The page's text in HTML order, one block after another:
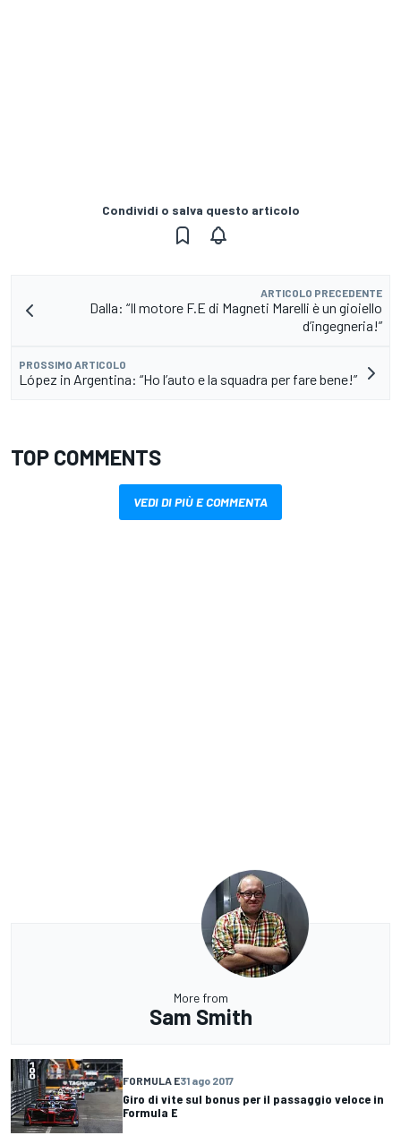
Condividi o salva questo articolo
ARTICOLO PRECEDENTE
Dalla: “Il motore F.E di Magneti Marelli è un gioiello
d’ingegneria!”
PROSSIMO ARTICOLO
López in Argentina: “Ho l’auto e la squadra per fare bene!”
TOP COMMENTS
VEDI DI PIÙ E COMMENTA
More from
Sam Smith
FORMULA E31 ago 2017
Giro di vite sul bonus per il passaggio veloce in
Formula E